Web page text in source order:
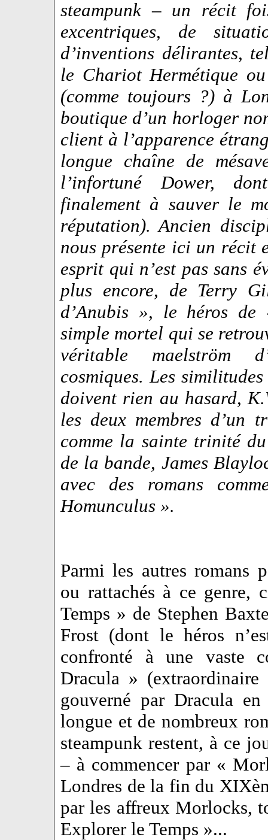
steampunk – un récit
excentriques, de
d’inventions délirantes,
le Chariot Hermétique
(comme toujours ?) à
boutique d’un horloger
client à l’apparence
longue chaîne de
l’infortuné Dower,
finalement à sauver le
réputation). Ancien
nous présente ici un récit
esprit qui n’est pas sans
plus encore, de Terry
d’Anubis », le héros
simple mortel qui se
véritable maelström
cosmiques. Les
doivent rien au hasard,
les deux membres d’un
comme la sainte trinité
de la bande, James
avec des romans
Homunculus ».
Parmi les autres romans
ou rattachés à ce genre,
Temps » de Stephen
Frost (dont le héros
confronté à une vaste
Dracula »
gouverné par Dracula
longue et de nombreux
steampunk restent, à ce
– à commencer par «
Londres de la fin du
par les affreux Morlocks,
Explorer le Temps »...